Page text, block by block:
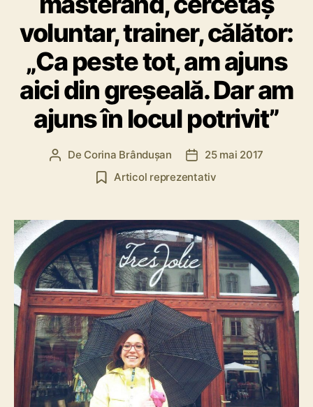
i
i
voluntar, trainer, călător:
„Ca peste tot, am ajuns
aici din greșeală. Dar am
ajuns în locul potrivit”
A
t
i
c
o
l
De Corina Brândușan
D
r
t
i
c
o
l
25 mai 2017
Articol reprezentativ